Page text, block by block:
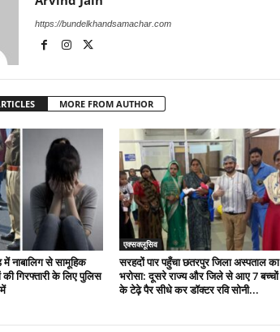
https://bundelkhandsamachar.com
MORE FROM AUTHOR
नाबालिग से सामूहिक
की गिरफ्तारी के लिए पुलिस
एक्सक्लूसिव
सरहदों पार पहुँचा छतरपुर जिला अस्पताल का
भरोसा: दूसरे राज्य और जिले से आए 7 बच्चों
के टेढ़े पैर सीधे कर डॉक्टर रवि सोनी...